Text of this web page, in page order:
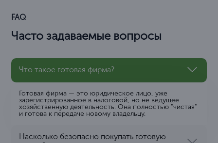
FAQ
Часто задаваемые вопросы
Что такое готовая фирма?
Готовая фирма — это юридическое лицо, уже
зарегистрированное в налоговой, но не ведущее
хозяйственную деятельность. Она полностью "чистая"
и готова к передаче новому владельцу.
Насколько безопасно покупать готовую